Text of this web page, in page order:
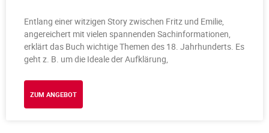
Entlang einer witzigen Story zwischen Fritz und Emilie,
angereichert mit vielen spannenden Sachinformationen,
erklärt das Buch wichtige Themen des 18. Jahrhunderts. Es
geht z. B. um die Ideale der Aufklärung,
ZUM ANGEBOT